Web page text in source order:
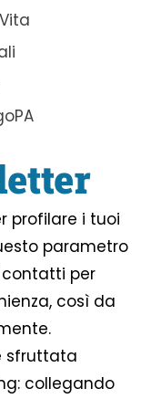
profilare i tuoi
parametro
per
così da
sfruttata
collegando